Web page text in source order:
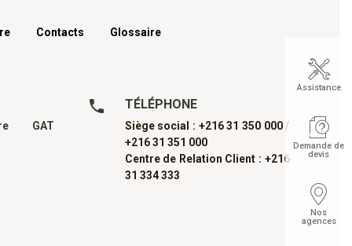
Contacts Glossaire
GAT
TÉLÉPHONE
Siège social : +216 31 350 000 /
+216 31 351 000
Centre de Relation Client : +216
31 334 333
Assistance
Demande de
devis
Nos
agences